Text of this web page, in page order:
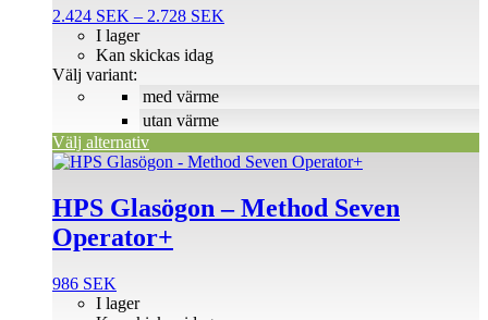
2.424 SEK – 2.728 SEK
med värme
utan värme
I lager
Kan skickas idag
Välj variant:
Välj alternativ
De
olika
alternativen
kan
väljas
produktsidan
HPS Glasögon – Method Seven
Operator+
986 SEK
I lager